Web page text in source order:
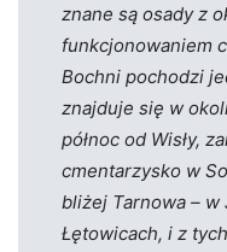
znane są osady z
funkcjonowaniem
Bochni pochodzi
znajduje się w
północ od Wisły,
cmentarzysko w
bliżej Tarnowa –
Łętowicach, i z